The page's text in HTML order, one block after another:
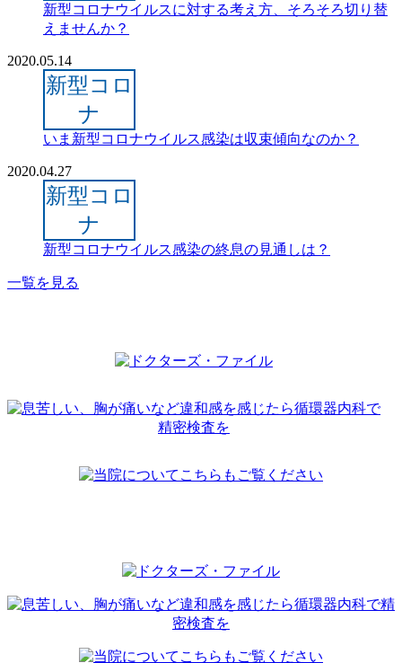
新型コロナウイルスに対する考え方、そろそろ切り替
えませんか？
2020.05.14
新型コロ
ナ
いま新型コロナウイルス感染は収束傾向なのか？
2020.04.27
新型コロ
ナ
新型コロナウイルス感染の終息の見通しは？
一覧を見る